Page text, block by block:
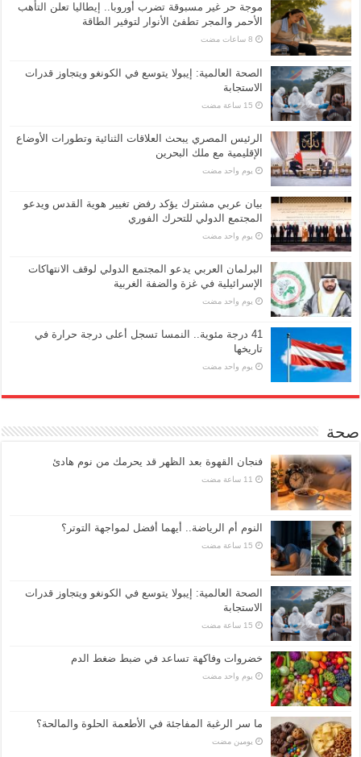
موجة حر غير مسبوقة تضرب أوروبا.. إيطاليا تعلن التأهب
الأحمر والمجر تطفئ الأنوار لتوفير الطاقة
الصحة العالمية: إيبولا يتوسع في الكونغو ويتجاوز قدرات
الاستجابة
الرئيس المصري يبحث العلاقات الثنائية وتطورات الأوضاع
الإقليمية مع ملك البحرين
‏يوم واحد مضت
بيان عربي مشترك يؤكد رفض تغيير هوية القدس ويدعو
المجتمع الدولي للتحرك الفوري
‏يوم واحد مضت
البرلمان العربي يدعو المجتمع الدولي لوقف الانتهاكات
الإسرائيلية في غزة والضفة الغربية
‏يوم واحد مضت
41 درجة مئوية.. النمسا تسجل أعلى درجة حرارة في
تاريخها
‏يوم واحد مضت
صحة
فنجان القهوة بعد الظهر قد يحرمك من نوم هادئ
النوم أم الرياضة.. أيهما أفضل لمواجهة التوتر؟
الصحة العالمية: إيبولا يتوسع في الكونغو ويتجاوز قدرات
الاستجابة
خضروات وفاكهة تساعد في ضبط ضغط الدم
‏يوم واحد مضت
ما سر الرغبة المفاجئة في الأطعمة الحلوة والمالحة؟
‏يومين مضت